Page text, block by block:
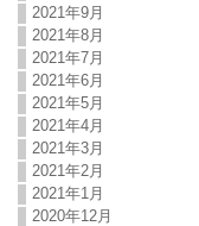
2021年9月
2021年8月
2021年7月
2021年6月
2021年5月
2021年4月
2021年3月
2021年2月
2021年1月
2020年12月